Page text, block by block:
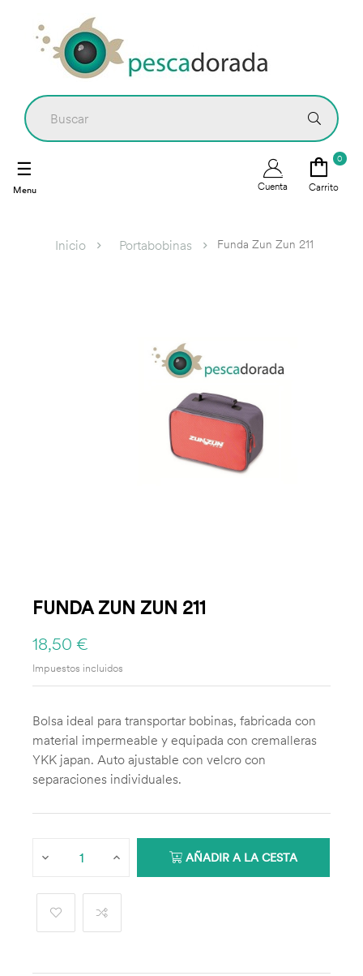
Cuenta
0
Carrito
Navegación
de
☰
Inicio Portabobinas Funda Zun Zun 211
FUNDA ZUN ZUN 211
18,50 €
Impuestos incluidos
Bolsa ideal para transportar bobinas, fabricada con
material impermeable y equipada con cremalleras
YKK japan. Auto ajustable con velcro con
separaciones individuales.
AÑADIR A LA CESTA